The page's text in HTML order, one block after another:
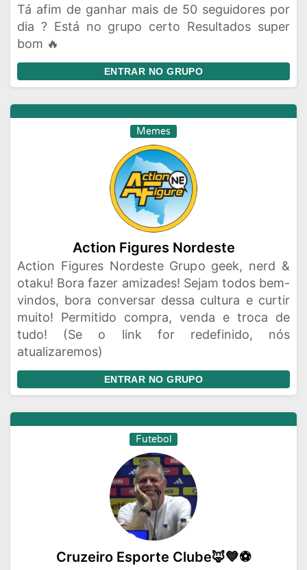
Tá afim de ganhar mais de 50 seguidores por
dia ? Está no grupo certo Resultados super
bom 🔥
ENTRAR NO GRUPO
Memes
Action Figures Nordeste
Action Figures Nordeste Grupo geek, nerd &
otaku! Bora fazer amizades! Sejam todos bem-
vindos, bora conversar dessa cultura e curtir
muito! Permitido compra, venda e troca de
tudo! (Se o link for redefinido, nós
atualizaremos)
ENTRAR NO GRUPO
Futebol
Cruzeiro Esporte Clube🦊💙⚽